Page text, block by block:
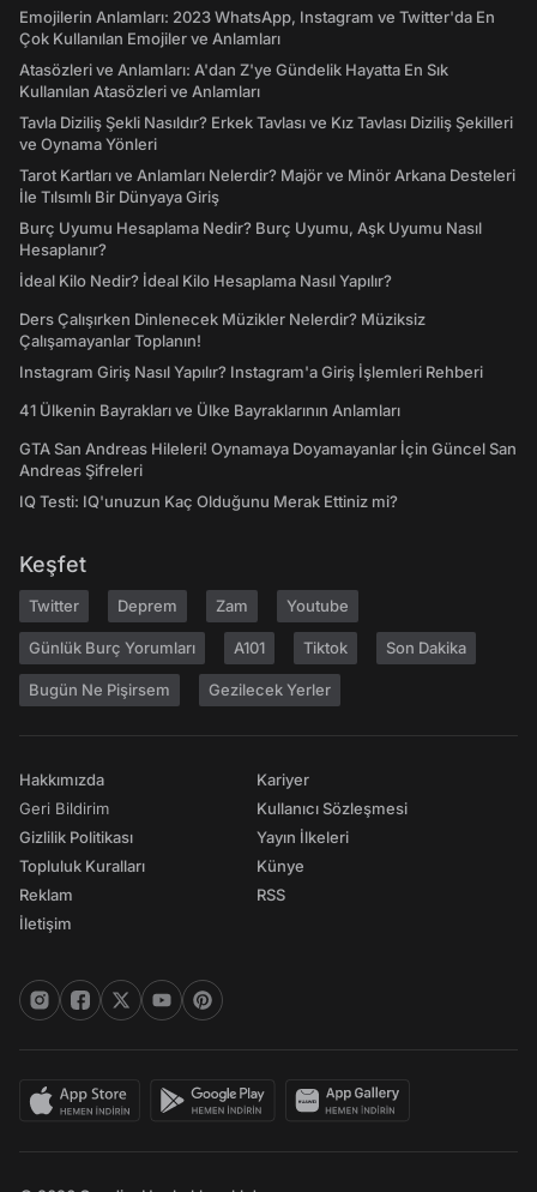
Emojilerin Anlamları: 2023 WhatsApp, Instagram ve Twitter'da En
Çok Kullanılan Emojiler ve Anlamları
Atasözleri ve Anlamları: A'dan Z'ye Gündelik Hayatta En Sık
Kullanılan Atasözleri ve Anlamları
Tavla Diziliş Şekli Nasıldır? Erkek Tavlası ve Kız Tavlası Diziliş Şekilleri
ve Oynama Yönleri
Tarot Kartları ve Anlamları Nelerdir? Majör ve Minör Arkana Desteleri
İle Tılsımlı Bir Dünyaya Giriş
Burç Uyumu Hesaplama Nedir? Burç Uyumu, Aşk Uyumu Nasıl
Hesaplanır?
İdeal Kilo Nedir? İdeal Kilo Hesaplama Nasıl Yapılır?
Ders Çalışırken Dinlenecek Müzikler Nelerdir? Müziksiz
Çalışamayanlar Toplanın!
Instagram Giriş Nasıl Yapılır? Instagram'a Giriş İşlemleri Rehberi
41 Ülkenin Bayrakları ve Ülke Bayraklarının Anlamları
GTA San Andreas Hileleri! Oynamaya Doyamayanlar İçin Güncel San
Andreas Şifreleri
IQ Testi: IQ'unuzun Kaç Olduğunu Merak Ettiniz mi?
Keşfet
Twitter Deprem Zam Youtube
Günlük Burç Yorumları A101 Tiktok Son Dakika
Bugün Ne Pişirsem Gezilecek Yerler
Hakkımızda
Geri Bildirim
Gizlilik Politikası
Topluluk Kuralları
Reklam
İletişim
Kariyer
Kullanıcı Sözleşmesi
Yayın İlkeleri
Künye
RSS